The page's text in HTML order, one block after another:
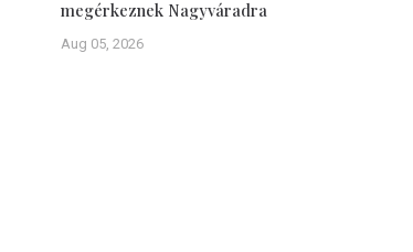
megérkeznek Nagyváradra
Aug 05, 2026